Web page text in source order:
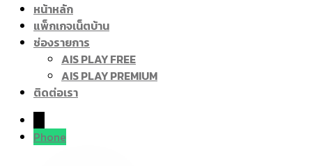
หน้าหลัก
แพ็กเกจเน็ตบ้าน
ช่องรายการ
AIS PLAY FREE
AIS PLAY PREMIUM
ติดต่อเรา
Phone